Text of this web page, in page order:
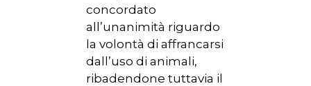
concordato
all’unanimità riguardo
la volontà di affrancarsi
dall’uso di animali,
ribadendone tuttavia il